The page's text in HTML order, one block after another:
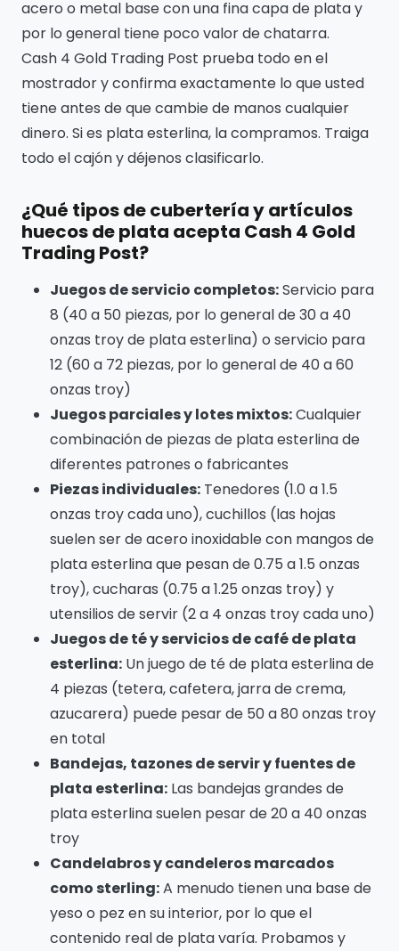
acero o metal base con una fina capa de plata y
por lo general tiene poco valor de chatarra.
Cash 4 Gold Trading Post prueba todo en el
mostrador y confirma exactamente lo que usted
tiene antes de que cambie de manos cualquier
dinero. Si es plata esterlina, la compramos. Traiga
todo el cajón y déjenos clasificarlo.
¿Qué tipos de cubertería y artículos
huecos de plata acepta Cash 4 Gold
Trading Post?
Juegos de servicio completos:Servicio para
8 (40 a 50 piezas, por lo general de 30 a 40
onzas troy de plata esterlina) o servicio para
12 (60 a 72 piezas, por lo general de 40 a 60
onzas troy)
Juegos parciales y lotes mixtos:Cualquier
combinación de piezas de plata esterlina de
diferentes patrones o fabricantes
Piezas individuales: Tenedores (1.0 a 1.5
onzas troy cada uno), cuchillos (las hojas
suelen ser de acero inoxidable con mangos de
plata esterlina que pesan de 0.75 a 1.5 onzas
troy), cucharas (0.75 a 1.25 onzas troy) y
utensilios de servir (2 a 4 onzas troy cada uno)
Juegos de té y servicios de café de plata
esterlina: Un juego de té de plata esterlina de
4 piezas (tetera, cafetera, jarra de crema,
azucarera) puede pesar de 50 a 80 onzas troy
en total
Bandejas, tazones de servir y fuentes de
plata esterlina: Las bandejas grandes de
plata esterlina suelen pesar de 20 a 40 onzas
troy
Candelabros y candeleros marcados
como sterling:A menudo tienen una base de
yeso o pez en su interior, por lo que el
contenido real de plata varía. Probamos y